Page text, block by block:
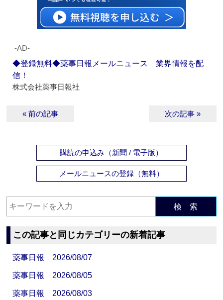
‐AD‐
◆登録無料◆薬事日報メールニュース 業界情報を配
信！
株式会社薬事日報社
« 前の記事 次の記事 »
購読の申込み（新聞 / 電子版）
メールニュースの登録（無料）
検 索
この記事と同じカテゴリーの新着記事
薬事日報 2026/08/07
薬事日報 2026/08/05
薬事日報 2026/08/03